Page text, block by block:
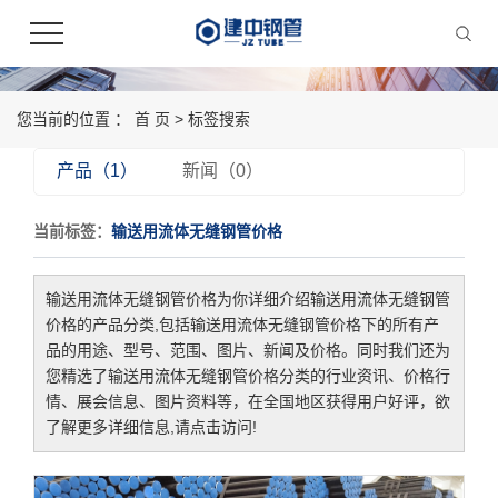
您当前的位置 ： 首 页 > 标签搜索
产品（1） 新闻（0）
当前标签： 输送用流体无缝钢管价格
输送用流体无缝钢管价格为你详细介绍输送用流体无缝钢管
价格的产品分类,包括输送用流体无缝钢管价格下的所有产
品的用途、型号、范围、图片、新闻及价格。同时我们还为
您精选了输送用流体无缝钢管价格分类的行业资讯、价格行
情、展会信息、图片资料等，在全国地区获得用户好评，欲
了解更多详细信息,请点击访问!